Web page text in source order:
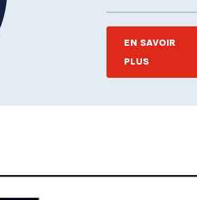
EN SAVOIR
PLUS